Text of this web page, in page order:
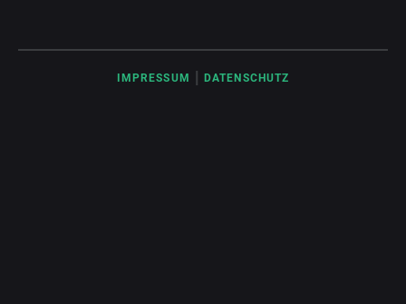
IMPRESSUM DATENSCHUTZ